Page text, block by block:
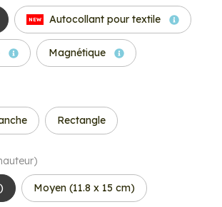
NEW Autocollant pour textile
Magnétique
Rectangle
Moyen (11.8 x 15 cm)